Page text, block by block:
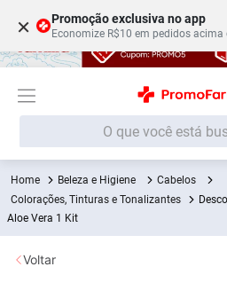
× Promoção exclusiva no app
Economize R$10 em pedidos acima
O que você está buscando?
Beleza e Higiene
Cabelos
Colorações, Tinturas e Tonalizantes
Aloe Vera 1 Kit
Voltar
Termos mais buscados
1º Fralda